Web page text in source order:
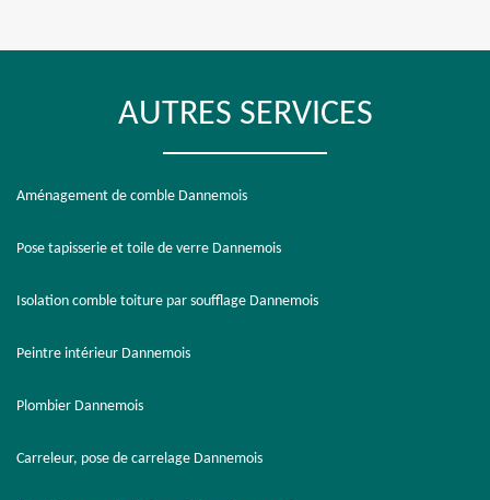
AUTRES SERVICES
Aménagement de comble Dannemois
Pose tapisserie et toile de verre Dannemois
Isolation comble toiture par soufflage Dannemois
Peintre intérieur Dannemois
Plombier Dannemois
Carreleur, pose de carrelage Dannemois